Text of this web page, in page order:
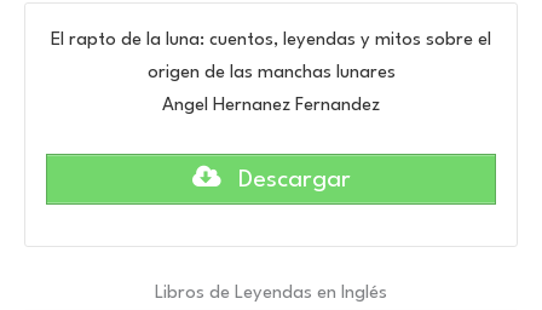
El rapto de la luna: cuentos, leyendas y mitos sobre el
origen de las manchas lunares
Angel Hernanez Fernandez
Descargar
Libros de Leyendas en Inglés